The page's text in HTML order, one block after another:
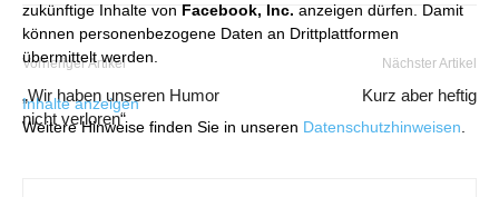
zukünftige Inhalte von Facebook, Inc. anzeigen dürfen. Damit
können personenbezogene Daten an Drittplattformen
übermittelt werden.
Inhalte anzeigen
Weitere Hinweise finden Sie in unseren Datenschutzhinweisen.
Vorheriger Artikel
„Wir haben unseren Humor
nicht verloren“
Nächster Artikel
Kurz aber heftig